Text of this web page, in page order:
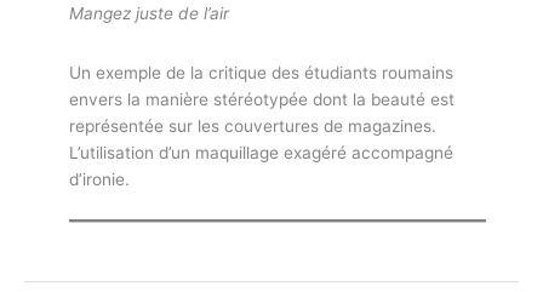
Mangez juste de l’air
Un exemple de la critique des étudiants roumains
envers la manière stéréotypée dont la beauté est
représentée sur les couvertures de magazines.
L’utilisation d’un maquillage exagéré accompagné
d’ironie.